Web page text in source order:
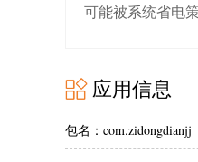
可能被系统省电
应用信息
包名：com.zidongdianjj